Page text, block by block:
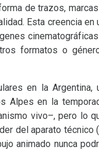
de trazos,
Esta creencia en
formatos o
en la Argentina,
Alpes en la
vivo–, pero lo
del aparato técnico
animado nunca